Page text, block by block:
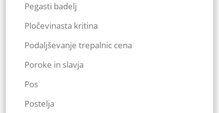
Pegasti badelj
Pločevinasta kritina
Podaljševanje trepalnic cena
Poroke in slavja
Pos
Postelja